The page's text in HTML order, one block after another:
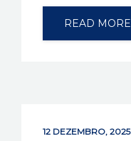
READ MORE
12 DEZEMBRO, 2025